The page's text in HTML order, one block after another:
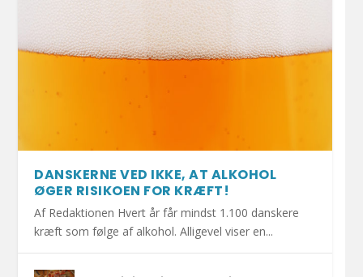
DANSKERNE VED IKKE, AT ALKOHOL
ØGER RISIKOEN FOR KRÆFT!
Af Redaktionen Hvert år får mindst 1.100 danskere
kræft som følge af alkohol. Alligevel viser en...